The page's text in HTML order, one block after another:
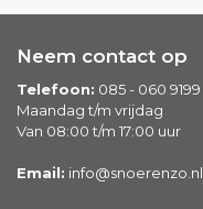
Neem contact op
Telefoon: 085 - 060 9199
Maandag t/m vrijdag
Van 08:00 t/m 17:00 uur
Email: info@snoerenzo.nl